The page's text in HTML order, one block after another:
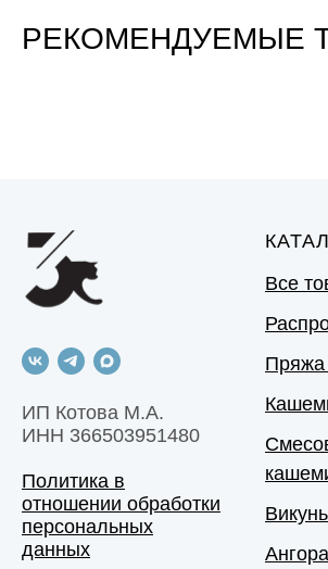
РЕКОМЕНДУЕМЫЕ
ИП Котова М.А.
ИНН 366503951480
Политика в
отношении обработки
персональных
данных
Все
Пряжа
Ангора